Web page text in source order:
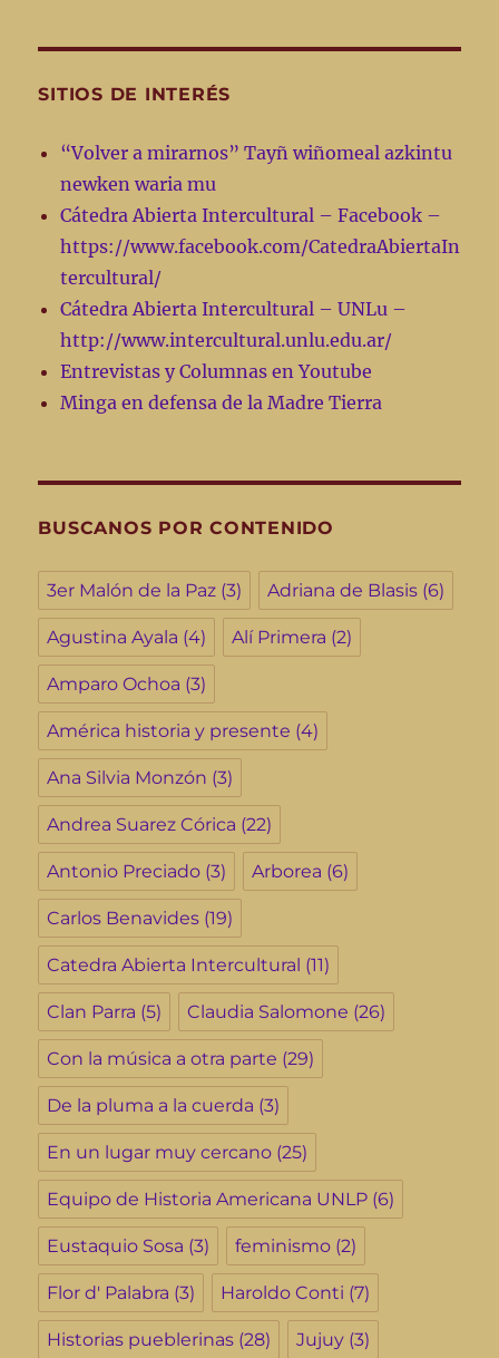
SITIOS DE INTERÉS
“Volver a mirarnos” Tayñ wiñomeal azkintu
newken waria mu
Cátedra Abierta Intercultural – Facebook –
https://www.facebook.com/CatedraAbiertaIn
tercultural/
Cátedra Abierta Intercultural – UNLu –
http://www.intercultural.unlu.edu.ar/
Entrevistas y Columnas en Youtube
Minga en defensa de la Madre Tierra
BUSCANOS POR CONTENIDO
3er Malón de la Paz (3) Adriana de Blasis (6)
Agustina Ayala (4) Alí Primera (2)
Amparo Ochoa (3)
América historia y presente (4)
Ana Silvia Monzón (3)
Andrea Suarez Córica (22)
Antonio Preciado (3) Arborea (6)
Carlos Benavides (19)
Catedra Abierta Intercultural (11)
Clan Parra (5) Claudia Salomone (26)
Con la música a otra parte (29)
De la pluma a la cuerda (3)
En un lugar muy cercano (25)
Equipo de Historia Americana UNLP (6)
Eustaquio Sosa (3) feminismo (2)
Flor d' Palabra (3) Haroldo Conti (7)
Historias pueblerinas (28) Jujuy (3)